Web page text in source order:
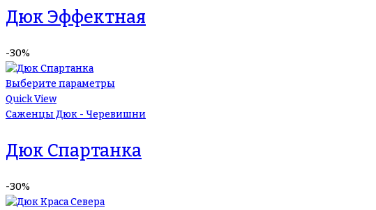
Дюк Эффектная
-30%
Выберите параметры
Quick View
Саженцы Дюк - Черевишни
Дюк Спартанка
-30%